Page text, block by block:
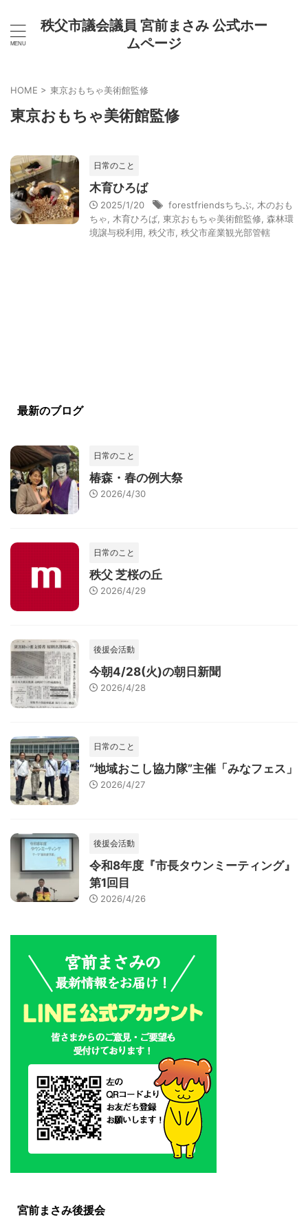
秩父市議会議員 宮前まさみ 公式ホー
ムページ
HOME > 東京おもちゃ美術館監修
東京おもちゃ美術館監修
日常のこと
木育ひろば
2025/1/20 forestfriendsちちぶ
木のおも
ちゃ
木育ひろば 東京おもちゃ美術館監修 森林環
境譲与税利用 秩父市 秩父市産業観光部管轄
最新のブログ
日常のこと
椿森・春の例大祭
2026/4/30
日常のこと
秩父 芝桜の丘
2026/4/29
後援会活動
今朝4/28(火)の朝日新聞
2026/4/28
日常のこと
“地域おこし協力隊”主催「みなフェス」
2026/4/27
後援会活動
令和8年度『市長タウンミーティング』
第1回目
2026/4/26
宮前まさみ後援会